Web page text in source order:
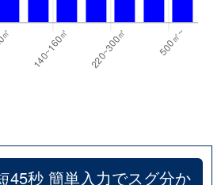
45秒 簡単入力でスグ分か